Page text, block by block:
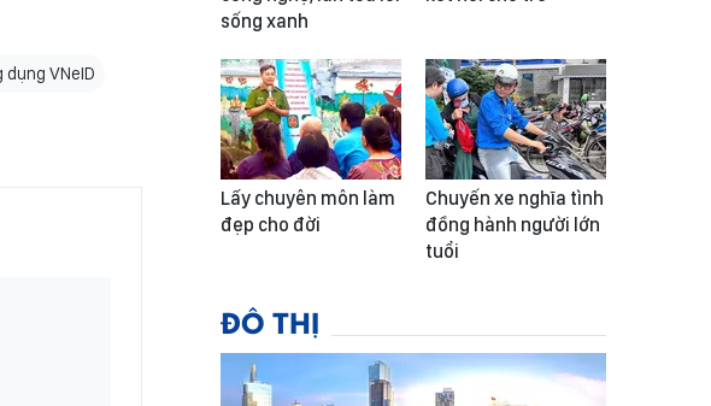
dụng VNeID
sống xanh
Lấy chuyên môn làm
đẹp cho đời
Chuyến xe nghĩa tình
đồng hành người lớn
tuổi
ĐÔ THỊ